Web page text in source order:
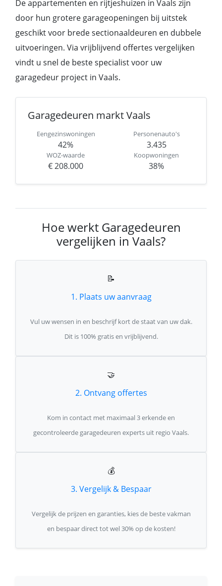
De appartementen en rijtjeshuizen in Vaals zijn
door hun grotere garageopeningen bij uitstek
geschikt voor brede sectionaaldeuren en dubbele
uitvoeringen. Via vrijblijvend offertes vergelijken
vindt u snel de beste specialist voor uw
garagedeur project in Vaals.
Garagedeuren markt Vaals
Eengezinswoningen
42%
Personenauto's
3.435
WOZ-waarde
€ 208.000
Koopwoningen
38%
Hoe werkt Garagedeuren
vergelijken in Vaals?
📝
1. Plaats uw aanvraag
Vul uw wensen in en beschrijf kort de staat van uw dak.
Dit is 100% gratis en vrijblijvend.
🤝
2. Ontvang offertes
Kom in contact met maximaal 3 erkende en
gecontroleerde garagedeuren experts uit regio Vaals.
💰
3. Vergelijk & Bespaar
Vergelijk de prijzen en garanties, kies de beste vakman
en bespaar direct tot wel 30% op de kosten!